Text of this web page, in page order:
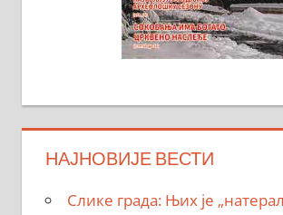
НАЈНОВИЈЕ ВЕСТИ
Слике града: Њих је